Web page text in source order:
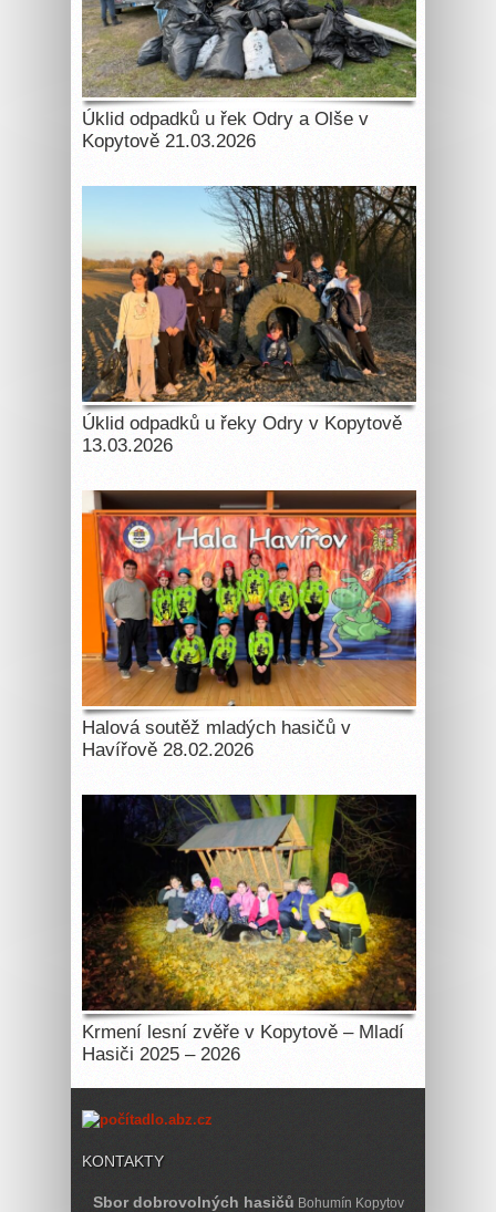
Úklid odpadků u řek Odry a Olše v
Kopytově 21.03.2026
Úklid odpadků u řeky Odry v Kopytově
13.03.2026
Halová soutěž mladých hasičů v
Havířově 28.02.2026
Krmení lesní zvěře v Kopytově – Mladí
Hasiči 2025 – 2026
KONTAKTY
Sbor dobrovolných hasičů Bohumín Kopytov